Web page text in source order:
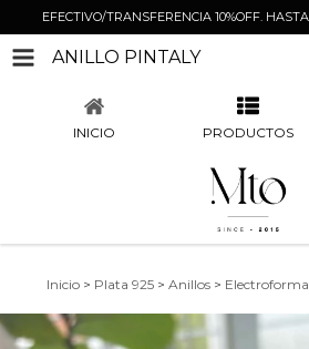
EFECTIVO/TRANSFERENCIA 10%OFF.
ANILLO PINTALY
INICIO PRODUCTOS
Inicio > Plata 925 > Anillos >